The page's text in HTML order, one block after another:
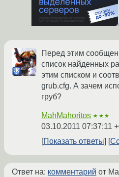
Перед этим
список найденных
этим списком и
grub.cfg. А зачем
груб?
MahMahoritos ★★★
03.10.2011 07:37:11
Показать ответы
Ответ на: комментарий от